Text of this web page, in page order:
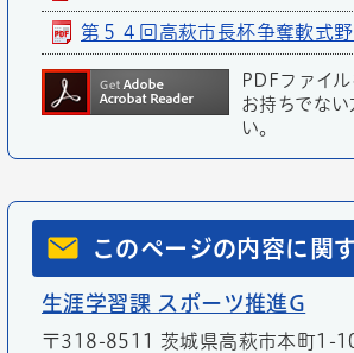
第５４回高萩市長杯争奪軟式
PDFファイ
お持ちでな
い。
このページの内容に関
生涯学習課 スポーツ推進G
〒318-8511 茨城県高萩市本町1-